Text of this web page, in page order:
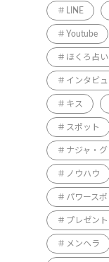
LINE
Youtube
ほくろ占い
インタビ
キス
スポット
ナジャ・
ノウハウ
パワースポ
プレゼント
メンヘラ